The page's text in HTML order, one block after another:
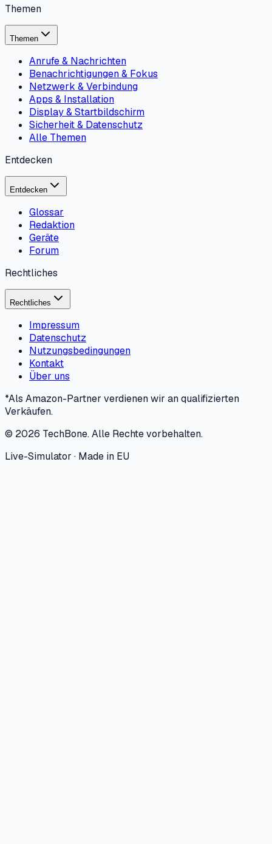
Themen
Themen
Anrufe & Nachrichten
Benachrichtigungen & Fokus
Netzwerk & Verbindung
Apps & Installation
Display & Startbildschirm
Sicherheit & Datenschutz
Alle Themen
Entdecken
Entdecken
Glossar
Redaktion
Geräte
Forum
Rechtliches
Rechtliches
Impressum
Datenschutz
Nutzungsbedingungen
Kontakt
Über uns
*Als Amazon-Partner verdienen wir an qualifizierten
Verkäufen.
© 2026 TechBone.Alle Rechte vorbehalten.
Live-Simulator · Made in EU